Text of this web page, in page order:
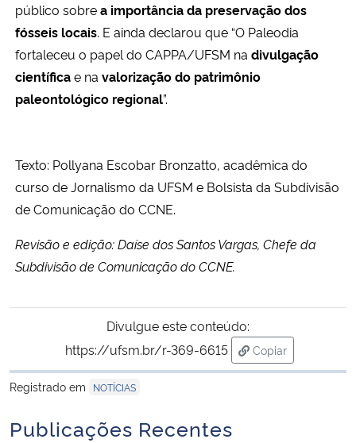
público sobrea importância da preservação dos
fósseis locais. E ainda declarou que “O Paleodia
fortaleceu o papel do CAPPA/UFSM na divulgação
científicae na valorização do patrimônio
paleontológico regional”.
Texto: Pollyana Escobar Bronzatto, acadêmica do
curso de Jornalismo da UFSM e Bolsista da Subdivisão
de Comunicação do CCNE.
Revisão e edição: Daíse dos Santos Vargas, Chefe da
Subdivisão de Comunicação do CCNE.
Divulgue este conteúdo:
https://ufsm.br/r-369-6615
Copiar
para área de
Registrado em
NOTÍCIAS
Publicações Recentes